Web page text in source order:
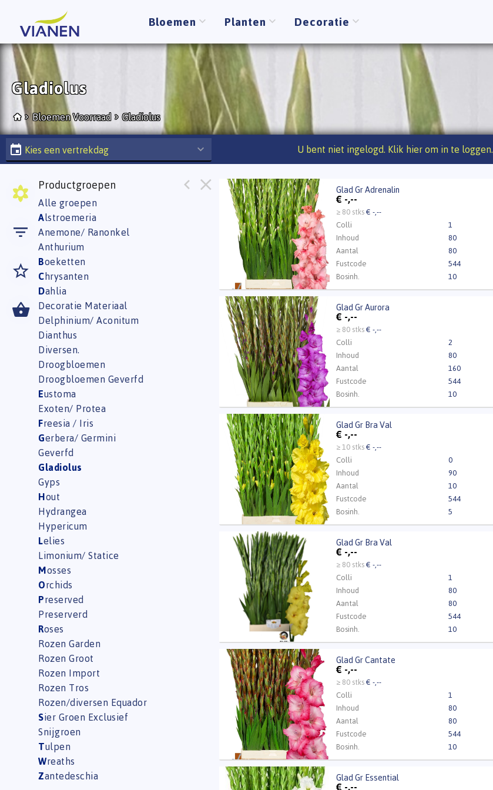
Bloemen Planten Decoratie
Gladiolus
Bloemen Voorraad Gladiolus
Kies een vertrekdag U bent niet ingelogd. Klik hier om in te loggen.
Productgroepen
Alle groepen
Alstroemeria
Anemone/ Ranonkel
Anthurium
Boeketten
C hrysanten
Dahlia
Decoratie Materiaal
Delphinium/ Aconitum
Dianthus
Diversen.
Droogbloemen
Droogbloemen Geverfd
Eustoma
Exoten/ Protea
Freesia / Iris
Gerbera/ Germini
Geverfd
Gladiolus
Gyps
Hout
Hydrangea
Hypericum
Lelies
Limonium/ Statice
Mosses
Orchids
Preserved
Preserverd
Roses
Rozen Garden
Rozen Groot
Rozen Import
Rozen Tros
Rozen/diversen Equador
Sier Groen Exclusief
Snijgroen
Tulpen
Wreaths
Zantedeschia
Glad Gr Adrenalin
€ -,--
≥ 80 stks€ -,--
Colli
1
Inhoud
80
Aantal
80
Fustcode
544
Bosinh.
10
Kweker
Glad Gr Adrenalin
U moet ingelogd zijn om te kunnen kopen.
Glad Gr Aurora
€ -,--
≥ 80 stks€ -,--
Colli
2
Inhoud
80
Aantal
160
Fustcode
544
Bosinh.
10
Kweker
Glad Gr Aurora
U moet ingelogd zijn om te kunnen kopen.
Glad Gr Bra Val
€ -,--
≥ 10 stks€ -,--
Colli
0
Inhoud
90
Aantal
10
Fustcode
544
Bosinh.
5
Kweker
Glad Gr Bra Val
U moet ingelogd zijn om te kunnen kopen.
Glad Gr Bra Val
€ -,--
≥ 80 stks€ -,--
Colli
1
Inhoud
80
Aantal
80
Fustcode
544
Bosinh.
10
Kweker
Glad Gr Bra Val
U moet ingelogd zijn om te kunnen kopen.
Glad Gr Cantate
€ -,--
≥ 80 stks€ -,--
Colli
1
Inhoud
80
Aantal
80
Fustcode
544
Bosinh.
10
Kweker
Glad Gr Cantate
U moet ingelogd zijn om te kunnen kopen.
Glad Gr Essential
€ -,--
Glad Gr Essential